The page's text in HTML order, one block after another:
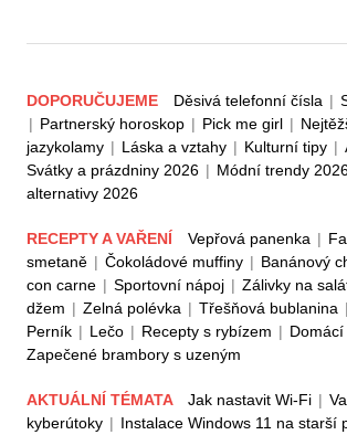
DOPORUČUJEME Děsivá telefonní čísla |
| Partnerský horoskop | Pick me girl |
jazykolamy | Láska a vztahy | Kulturní tipy |
Svátky a prázdniny 2026 | Módní trendy
alternativy 2026
RECEPTY A VAŘENÍ Vepřová panenka |
smetaně | Čokoládové muffiny | Banánový
con carne | Sportovní nápoj | Zálivky na
džem | Zelná polévka | Třešňová bublanina |
Perník | Lečo | Recepty s rybízem |
Zapečené brambory s uzeným
AKTUÁLNÍ TÉMATA Jak nastavit Wi-Fi |
kyberútoky | Instalace Windows 11 na starší